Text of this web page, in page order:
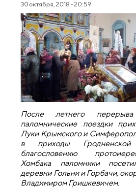
30 октября, 2018 - 20:59
После летнего перерыва
паломнические поездки
Луки Крымского и
в приходы
благословению
Хомбака паломники
деревни Гольни и Горбачи,
Владимиром Гришкевичем.